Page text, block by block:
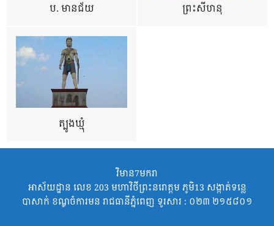
ប. មានជ័យ ព្រះសីហនុ
ត្បូងឃ្មុំ
វិមាន7មករា
អាស័យដ្ឋាន លេខ 203 មហាវិថីព្រះនរោត្តម ភូមិ13 សង្កាត់ទន្លេ
បាសាក់ ខណ្ឌចំការមន រាជធានីភ្នំពេញ ទូរសារ : ០២៣ ២១៥៨០១